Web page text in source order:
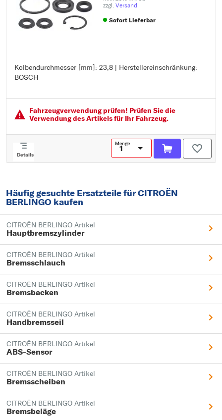
zzgl. Versand
Sofort Lieferbar
Kolbendurchmesser [mm]: 23,8 | Herstellereinschränkung:
BOSCH
Kolbendurchmesser [mm]: 23,8
Herstellereinschränkung: BOSCH
Fahrzeugver­wendung prüfen! Prüfen Sie die
Verwendung des Artikels für Ihr Fahrzeug.
Details
Menge
Häufig gesuchte Ersatzteile für CITROËN
BERLINGO kaufen
CITROËN BERLINGO Artikel
Hauptbremszylinder
CITROËN BERLINGO Artikel
Bremsschlauch
CITROËN BERLINGO Artikel
Bremsbacken
CITROËN BERLINGO Artikel
Handbremsseil
CITROËN BERLINGO Artikel
ABS-Sensor
CITROËN BERLINGO Artikel
Bremsscheiben
CITROËN BERLINGO Artikel
Bremsbeläge